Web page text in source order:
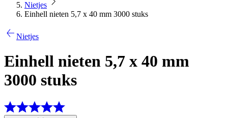
Nietjes
Einhell nieten 5,7 x 40 mm 3000 stuks
Nietjes
Einhell nieten 5,7 x 40 mm
3000 stuks